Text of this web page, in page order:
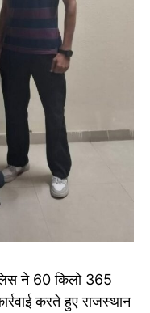
ने 60 किलो 365
करते हुए राजस्थान